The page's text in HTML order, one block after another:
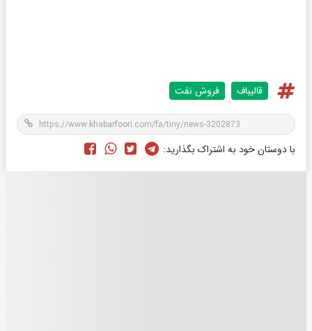
قالیباف فروش نفت
با دوستان خود به اشتراک بگذارید: